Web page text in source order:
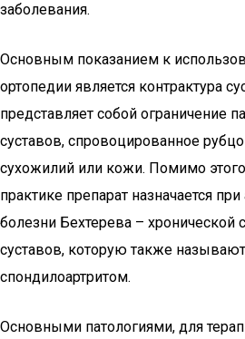
заболевания.
Основным показанием к
ортопедии является контрактура
представляет собой ограничение
суставов, спровоцированное
сухожилий или кожи. Помимо
практике препарат назначается
болезни Бехтерева – хронической
суставов, которую также
спондилоартритом.
Основными патологиями, для